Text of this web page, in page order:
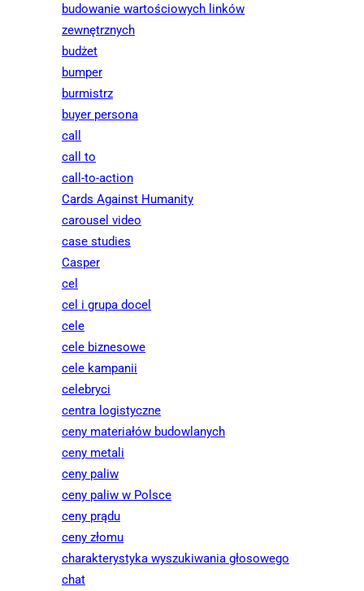
budowanie wartościowych linków
zewnętrznych
budżet
bumper
burmistrz
buyer persona
call
call to
call-to-action
Cards Against Humanity
carousel video
case studies
Casper
cel
cel i grupa docel
cele
cele biznesowe
cele kampanii
celebryci
centra logistyczne
ceny materiałów budowlanych
ceny metali
ceny paliw
ceny paliw w Polsce
ceny prądu
ceny złomu
charakterystyka wyszukiwania głosowego
chat